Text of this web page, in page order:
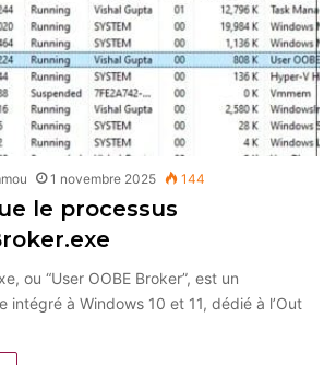
1 novembre 2025 144
le processus
ou “User OOBE Broker”, est un
intégré à Windows 10 et 11, dédié à l’Out